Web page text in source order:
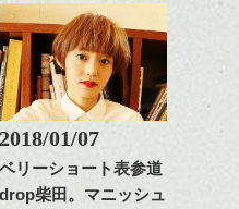
せます。
質感をかるくととのえな
がら耳かけアレンジする
のも良い感じです。
これからのスタイルチェ
ンジ、似合うカラーリン
グの事やお手入れ方法な
是非なんでもご相談して
ナチュラルなベージュカ
ラーで全体にツヤと透明
感をプラスして
質感も綺麗に見せやす
く。
をドライした後、
ワックスとオイルを混ぜ
2018/01/07
ベリーショート表参道
drop柴田。マニッシュ